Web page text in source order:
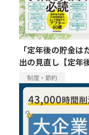
「定年後の貯金
出の見直し【定年
制度・節約